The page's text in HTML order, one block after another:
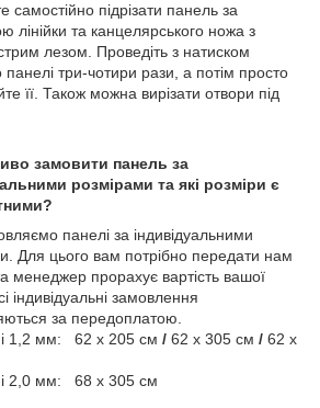
самостійно підрізати панель за
лінійки та канцелярського ножа з
лезом. Проведіть з натиском
три-чотири рази, а потім просто
її. Також можна вирізати отвори під
замовити панель за
розмірами та які розміри є
панелі за індивідуальними
Для цього вам потрібно передати нам
менеджер прорахує вартість вашої
індивідуальні замовлення
за передоплатою.
1,2 мм: 62 х 205 см /62 х 305 см /62 х
2,0 мм: 68 х 305 см